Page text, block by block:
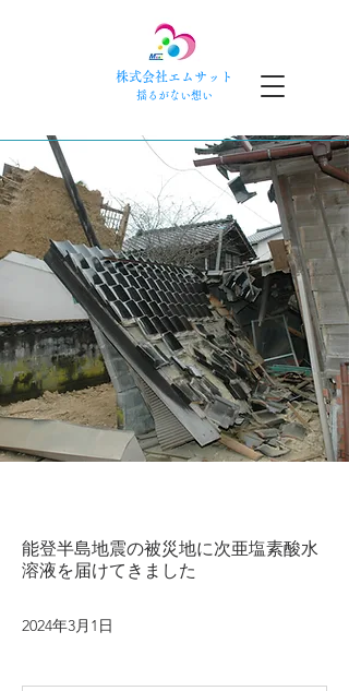
株式会社エムサット
​揺るがない想い
能登半島地震の被災地に次亜塩素酸水
溶液を届けてきました
2024年3月1日